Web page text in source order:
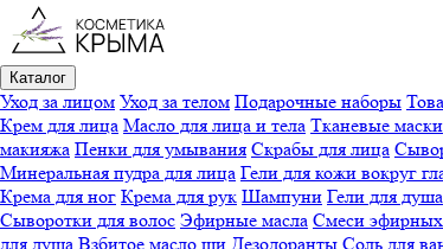
Каталог
Уход за лицом Уход за телом Подарочные наборы
Крем для лица Масло для лица и тела Тканевые маски
макияжа Пенки для умывания Скрабы для лица
Минеральная пудра для лица Гели для кожи вокруг
Крема для ног Крема для рук Шампуни Гели для душа
Сыворотки для волос Эфирные масла Смеси
для душа Взбитое масло ши Дезодоранты Соль для